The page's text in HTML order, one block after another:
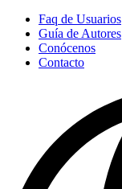
Faq de Usuarios
Guía de Autores
Conócenos
Contacto